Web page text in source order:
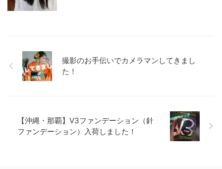
撮影のお手伝いでカメラマンしてきまし
た！
【沖縄・那覇】V3ファンデーション（針
ファンデーション）入荷しました！